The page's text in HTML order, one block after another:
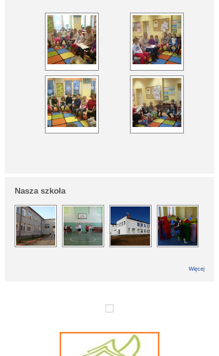
Nasza szkoła
Więcej